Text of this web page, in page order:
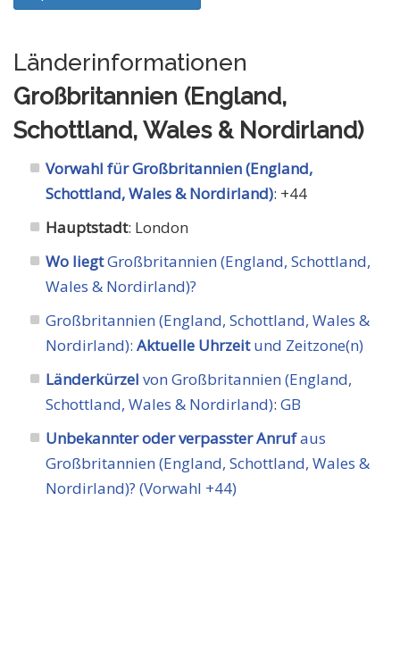
Länderinformationen
Großbritannien (England,
Schottland, Wales & Nordirland)
Vorwahl für Großbritannien (England,
Schottland, Wales & Nordirland): +44
Hauptstadt: London
Wo liegtGroßbritannien (England, Schottland,
Wales & Nordirland)?
Großbritannien (England, Schottland, Wales &
Nordirland):Aktuelle Uhrzeitund Zeitzone(n)
Länderkürzel von Großbritannien (England,
Schottland, Wales & Nordirland):GB
Unbekannter oder verpasster Anrufaus
Großbritannien (England, Schottland, Wales &
Nordirland)? (Vorwahl +44)